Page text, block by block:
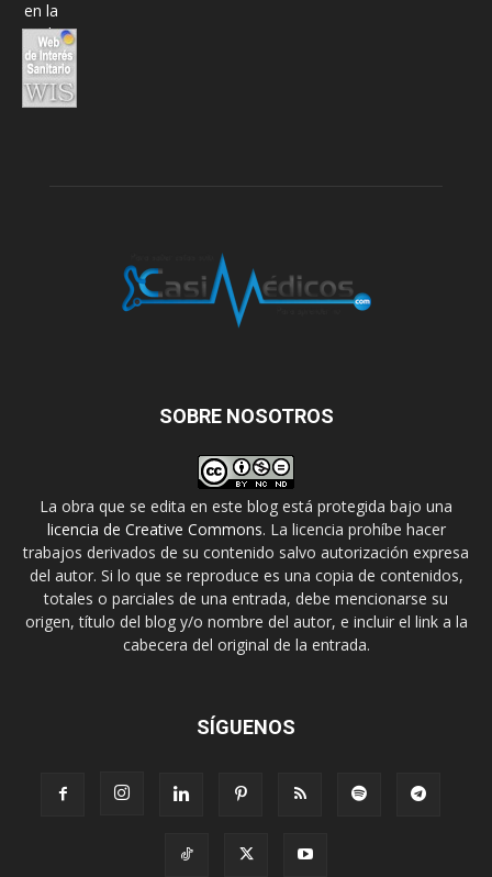
SOBRE NOSOTROS
La obra que se edita en este blog está protegida bajo una
licencia de Creative Commons. La licencia prohíbe hacer
trabajos derivados de su contenido salvo autorización expresa
del autor. Si lo que se reproduce es una copia de contenidos,
totales o parciales de una entrada, debe mencionarse su
origen, título del blog y/o nombre del autor, e incluir el link a la
cabecera del original de la entrada.
SÍGUENOS